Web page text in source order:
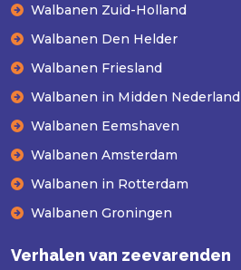
Walbanen Zuid-Holland
Walbanen Den Helder
Walbanen Friesland
Walbanen in Midden Nederland
Walbanen Eemshaven
Walbanen Amsterdam
Walbanen in Rotterdam
Walbanen Groningen
Verhalen van zeevarenden